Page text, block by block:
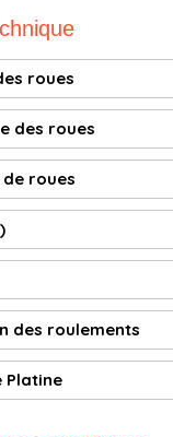
roues
des roues
roues
des roulements
Platine